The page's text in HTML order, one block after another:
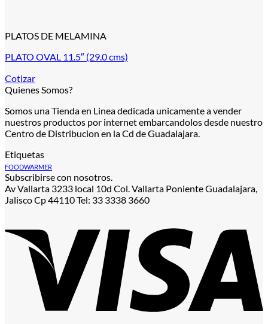
PLATOS DE MELAMINA
PLATO OVAL 11.5″ (29.0 cms)
Cotizar
Quienes Somos?
Somos una Tienda en Linea dedicada unicamente a vender
nuestros productos por internet embarcandolos desde nuestro
Centro de Distribucion en la Cd de Guadalajara.
Etiquetas
FOODWARMER
Subscribirse con nosotros.
Av Vallarta 3233 local 10d Col. Vallarta Poniente Guadalajara,
Jalisco Cp 44110 Tel: 33 3338 3660